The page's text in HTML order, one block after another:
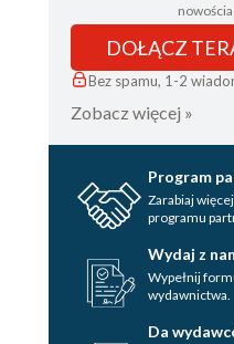
DOŁĄCZ
Bez spamu, 1-2
Zobacz więcej »
Program
Zarabiaj
programu
Wydaj z
Wypełnij
wydawnictwa.
Da